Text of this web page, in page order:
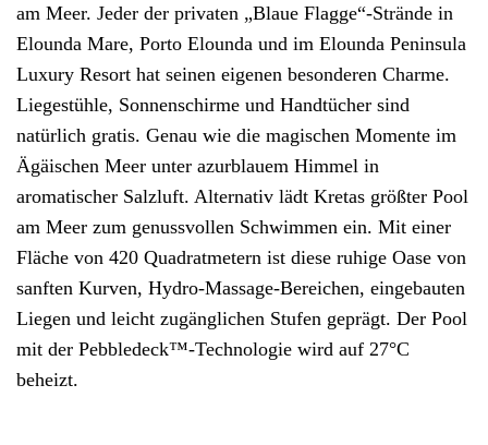
am Meer. Jeder der privaten „Blaue Flagge“-Strände in
Elounda Mare, Porto Elounda und im Elounda Peninsula
Luxury Resort hat seinen eigenen besonderen Charme.
Liegestühle, Sonnenschirme und Handtücher sind
natürlich gratis. Genau wie die magischen Momente im
Ägäischen Meer unter azurblauem Himmel in
aromatischer Salzluft. Alternativ lädt Kretas größter Pool
am Meer zum genussvollen Schwimmen ein. Mit einer
Fläche von 420 Quadratmetern ist diese ruhige Oase von
sanften Kurven, Hydro-Massage-Bereichen, eingebauten
Liegen und leicht zugänglichen Stufen geprägt. Der Pool
mit der Pebbledeck™-Technologie wird auf 27°C
beheizt.